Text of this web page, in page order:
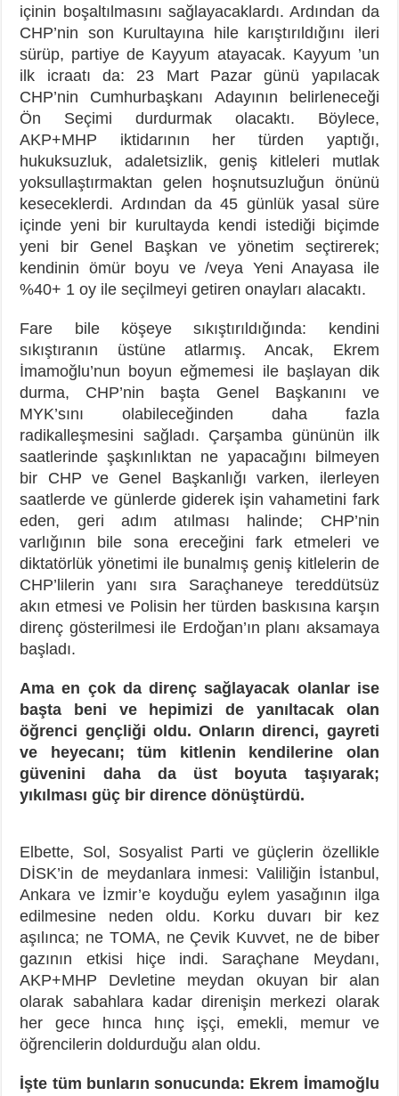
içinin boşaltılmasını sağlayacaklardı. Ardından da
CHP’nin son Kurultayına hile karıştırıldığını ileri
sürüp, partiye de Kayyum atayacak. Kayyum ’un
ilk icraatı da: 23 Mart Pazar günü yapılacak
CHP’nin Cumhurbaşkanı Adayının belirleneceği
Ön Seçimi durdurmak olacaktı. Böylece,
AKP+MHP iktidarının her türden yaptığı,
hukuksuzluk, adaletsizlik, geniş kitleleri mutlak
yoksullaştırmaktan gelen hoşnutsuzluğun önünü
keseceklerdi. Ardından da 45 günlük yasal süre
içinde yeni bir kurultayda kendi istediği biçimde
yeni bir Genel Başkan ve yönetim seçtirerek;
kendinin ömür boyu ve /veya Yeni Anayasa ile
%40+ 1 oy ile seçilmeyi getiren onayları alacaktı.
Fare bile köşeye sıkıştırıldığında: kendini
sıkıştıranın üstüne atlarmış. Ancak, Ekrem
İmamoğlu’nun boyun eğmemesi ile başlayan dik
durma, CHP’nin başta Genel Başkanını ve
MYK’sını olabileceğinden daha fazla
radikalleşmesini sağladı. Çarşamba gününün ilk
saatlerinde şaşkınlıktan ne yapacağını bilmeyen
bir CHP ve Genel Başkanlığı varken, ilerleyen
saatlerde ve günlerde giderek işin vahametini fark
eden, geri adım atılması halinde; CHP’nin
varlığının bile sona ereceğini fark etmeleri ve
diktatörlük yönetimi ile bunalmış geniş kitlelerin de
CHP’lilerin yanı sıra Saraçhaneye tereddütsüz
akın etmesi ve Polisin her türden baskısına karşın
direnç gösterilmesi ile Erdoğan’ın planı aksamaya
başladı.
Ama en çok da direnç sağlayacak olanlar ise
başta beni ve hepimizi de yanıltacak olan
öğrenci gençliği oldu. Onların direnci, gayreti
ve heyecanı; tüm kitlenin kendilerine olan
güvenini daha da üst boyuta taşıyarak;
yıkılması güç bir dirence dönüştürdü.
Elbette, Sol, Sosyalist Parti ve güçlerin özellikle
DİSK’in de meydanlara inmesi: Valiliğin İstanbul,
Ankara ve İzmir’e koyduğu eylem yasağının ilga
edilmesine neden oldu. Korku duvarı bir kez
aşılınca; ne TOMA, ne Çevik Kuvvet, ne de biber
gazının etkisi hiçe indi. Saraçhane Meydanı,
AKP+MHP Devletine meydan okuyan bir alan
olarak sabahlara kadar direnişin merkezi olarak
her gece hınca hınç işçi, emekli, memur ve
öğrencilerin doldurduğu alan oldu.
İşte tüm bunların sonucunda: Ekrem İmamoğlu